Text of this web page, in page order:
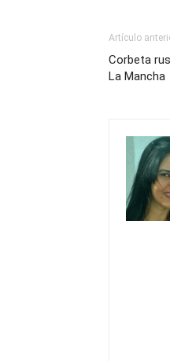
Artículo
Corbeta
La Mancha